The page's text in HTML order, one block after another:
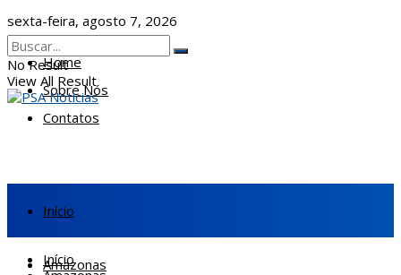
sexta-feira, agosto 7, 2026
Home
Sobre Nós
Contatos
No Result
View All Result
Início
Amazonas
Início